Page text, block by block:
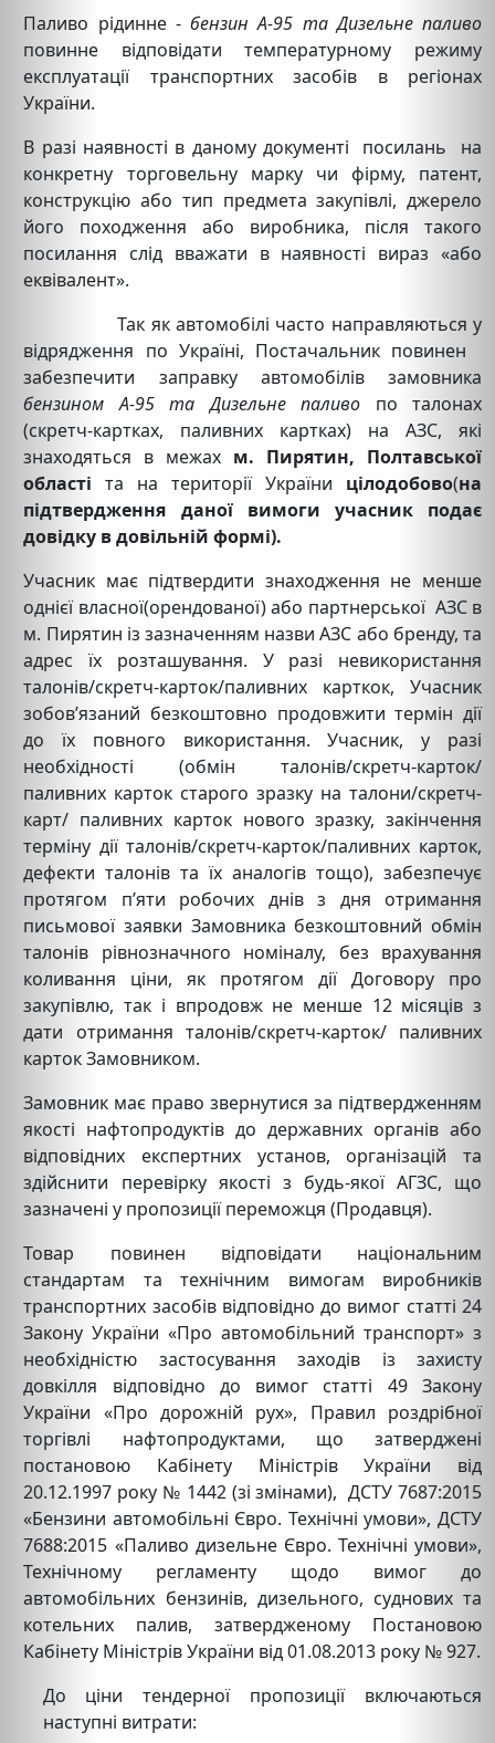
Паливо рідинне -бензин А-95 та Дизельне паливо
повинне відповідати температурному режиму
експлуатації транспортних засобів в регіонах
України.
В разі наявності в даному документі посилань на
конкретну торговельну марку чи фірму, патент,
конструкцію або тип предмета закупівлі, джерело
його походження або виробника, після такого
посилання слід вважати в наявності вираз «або
еквівалент».
Так як автомобілі часто направляються у
відрядження по Україні, Постачальник повинен
забезпечити заправку автомобілів замовника
бензином А-95 та Дизельне паливо по талонах
(скретч-картках, паливних картках) на АЗС, які
знаходяться в межах м. Пирятин, Полтавської
області та на території України цілодобово(на
підтвердження даної вимоги учасник подає
довідку в довільній формі).
Учасник має підтвердити знаходження не менше
однієї власної(орендованої) або партнерської АЗС в
м. Пирятин із зазначенням назви АЗС або бренду, та
адрес їх розташування. У разі невикористання
талонів/скретч-карток/паливних карткок, Учасник
зобов’язаний безкоштовно продовжити термін дії
до їх повного використання. Учасник, у разі
необхідності (обмін талонів/скретч-карток/
паливних карток старого зразку на талони/скретч-
карт/ паливних карток нового зразку, закінчення
терміну дії талонів/скретч-карток/паливних карток,
дефекти талонів та їх аналогів тощо), забезпечує
протягом п’яти робочих днів з дня отримання
письмової заявки Замовника безкоштовний обмін
талонів рівнозначного номіналу, без врахування
коливання ціни, як протягом дії Договору про
закупівлю, так і впродовж не менше 12 місяців з
дати отримання талонів/скретч-карток/ паливних
карток Замовником.
Замовник має право звернутися за підтвердженням
якості нафтопродуктів до державних органів або
відповідних експертних установ, організацій та
здійснити перевірку якості з будь-якої АГЗС, що
зазначені у пропозиції переможця (Продавця).
Товар повинен відповідати національним
стандартам та технічним вимогам виробників
транспортних засобів відповідно до вимог статті 24
Закону України «Про автомобільний транспорт» з
необхідністю застосування заходів із захисту
довкілля відповідно до вимог статті 49 Закону
України «Про дорожній рух», Правил роздрібної
торгівлі нафтопродуктами, що затверджені
постановою Кабінету Міністрів України від
20.12.1997 року № 1442 (зі змінами), ДСТУ 7687:2015
«Бензини автомобільні Євро. Технічні умови», ДСТУ
7688:2015 «Паливо дизельне Євро. Технічні умови»,
Технічному регламенту щодо вимог до
автомобільних бензинів, дизельного, суднових та
котельних палив, затвердженому Постановою
Кабінету Міністрів України від 01.08.2013 року № 927.
До ціни тендерної пропозиції включаються
наступні витрати: